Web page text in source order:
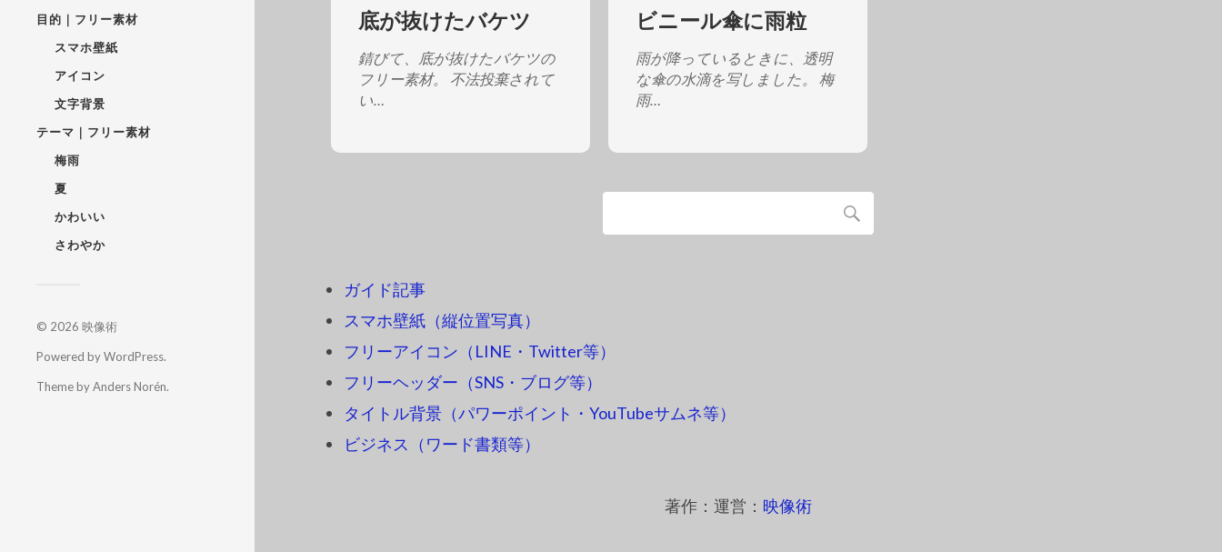
目的｜フリー素材
スマホ壁紙
アイコン
文字背景
テーマ｜フリー素材
梅雨
夏
かわいい
さわやか
© 2026 映像術
Powered byWordPress.
Theme byAnders Norén.
底が抜けたバケツ
錆びて、底が抜けたバケツの
フリー素材。 不法投棄されて
い…
ビニール傘に雨粒
雨が降っているときに、透明
な傘の水滴を写しました。 梅
雨…
ガイド記事
スマホ壁紙（縦位置写真）
フリーアイコン（LINE・Twitter等）
フリーヘッダー（SNS・ブログ等）
タイトル背景（パワーポイント・YouTubeサムネ等）
ビジネス（ワード書類等）
著作：運営： 映像術